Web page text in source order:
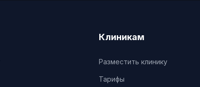
Клиникам
Разместить клинику
Тарифы